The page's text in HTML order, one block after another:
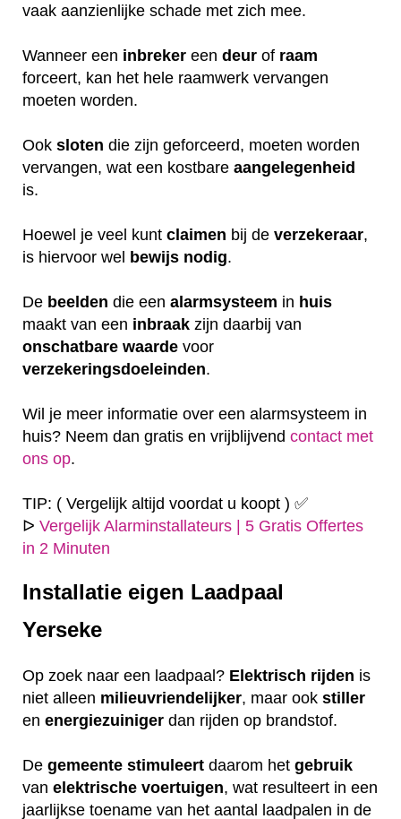
vaak aanzienlijke schade met zich mee.
Wanneer een inbreker een deur of raam
forceert, kan het hele raamwerk vervangen
moeten worden.
Ook sloten die zijn geforceerd, moeten worden
vervangen, wat een kostbare aangelegenheid
is.
Hoewel je veel kunt claimen bij de verzekeraar,
is hiervoor wel bewijs nodig.
De beelden die een alarmsysteem in huis
maakt van een inbraak zijn daarbij van
onschatbare waarde voor
verzekeringsdoeleinden.
Wil je meer informatie over een alarmsysteem in
huis? Neem dan gratis en vrijblijvend contact met
ons op.
TIP: ( Vergelijk altijd voordat u koopt ) ✅
ᐅ Vergelijk Alarminstallateurs | 5 Gratis Offertes
in 2 Minuten
Installatie eigen Laadpaal
Yerseke
Op zoek naar een laadpaal? Elektrisch rijden is
niet alleen milieuvriendelijker, maar ook stiller
en energiezuiniger dan rijden op brandstof.
De gemeente stimuleert daarom het gebruik
van elektrische voertuigen, wat resulteert in een
jaarlijkse toename van het aantal laadpalen in de